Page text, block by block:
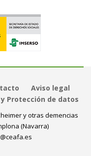
Aviso legal
Protección de datos
y otras demencias
(Navarra)